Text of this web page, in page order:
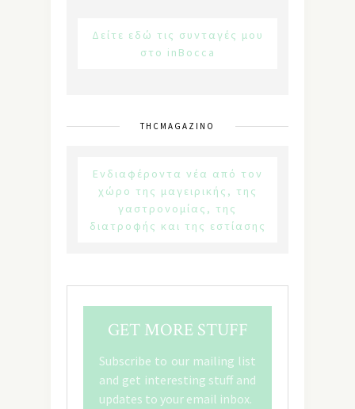
Δείτε εδώ τις συνταγές μου
στο inBocca
THCMAGAZINO
Ενδιαφέροντα νέα από τον
χώρο της μαγειρικής, της
γαστρονομίας, της
διατροφής και της εστίασης
GET MORE STUFF
Subscribe to our mailing list
and get interesting stuff and
updates to your email inbox.